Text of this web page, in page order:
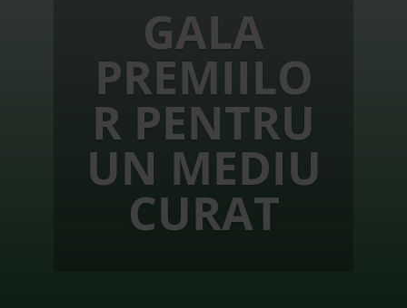
GALA
PREMIILO
R PENTRU
UN MEDIU
CURAT